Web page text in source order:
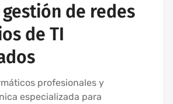
de redes
de TI
profesionales y
especializada para